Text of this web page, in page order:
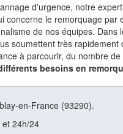
d'urgence, notre
concerne le remorquage par
de nos équipes. Dans
soumettent très
à parcourir, du nombre
besoins en
en-France (93290).
24h/24